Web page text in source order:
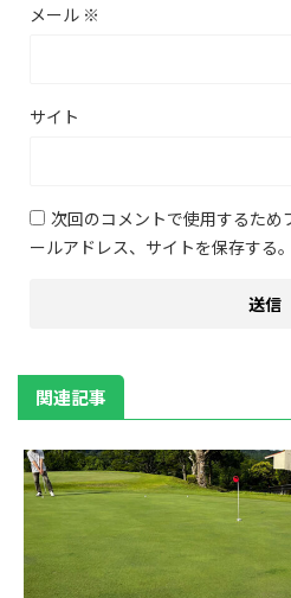
メール ※
サイト
次回のコメントで使用するため
ールアドレス、サイトを保存する。
関連記事